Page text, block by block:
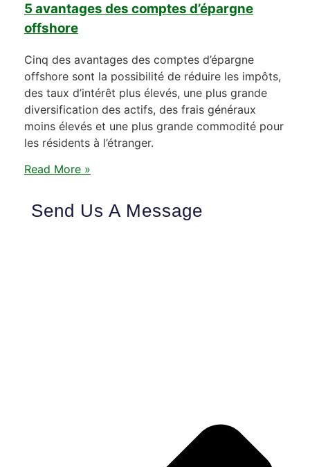
5 avantages des comptes d’épargne
offshore
Cinq des avantages des comptes d’épargne
offshore sont la possibilité de réduire les impôts,
des taux d’intérêt plus élevés, une plus grande
diversification des actifs, des frais généraux
moins élevés et une plus grande commodité pour
les résidents à l’étranger.
Read More »
Send Us A Message